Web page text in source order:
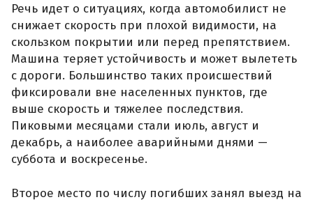
Речь идет о ситуациях, когда автомобилист не
снижает скорость при плохой видимости, на
скользком покрытии или перед препятствием.
Машина теряет устойчивость и может вылететь
с дороги. Большинство таких происшествий
фиксировали вне населенных пунктов, где
выше скорость и тяжелее последствия.
Пиковыми месяцами стали июль, август и
декабрь, а наиболее аварийными днями —
суббота и воскресенье.
Второе место по числу погибших занял выезд на